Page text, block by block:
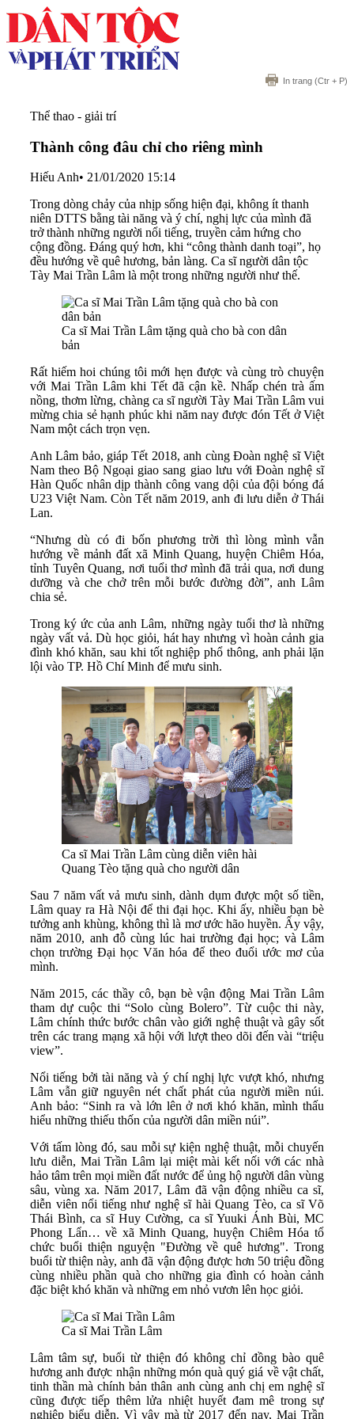
In trang (Ctr + P)
Thể thao - giải trí
Thành công đâu chỉ cho riêng mình
Hiếu Anh• 21/01/2020 15:14
Trong dòng chảy của nhịp sống hiện đại, không ít thanh
niên DTTS bằng tài năng và ý chí, nghị lực của mình đã
trở thành những người nổi tiếng, truyền cảm hứng cho
cộng đồng. Đáng quý hơn, khi “công thành danh toại”, họ
đều hướng về quê hương, bản làng. Ca sĩ người dân tộc
Tày Mai Trần Lâm là một trong những người như thế.
Ca sĩ Mai Trần Lâm tặng quà cho bà con dân
bản
Rất hiếm hoi chúng tôi mới hẹn được và cùng trò chuyện
với Mai Trần Lâm khi Tết đã cận kề. Nhấp chén trà ấm
nồng, thơm lừng, chàng ca sĩ người Tày Mai Trần Lâm vui
mừng chia sẻ hạnh phúc khi năm nay được đón Tết ở Việt
Nam một cách trọn vẹn.
Anh Lâm bảo, giáp Tết 2018, anh cùng Đoàn nghệ sĩ Việt
Nam theo Bộ Ngoại giao sang giao lưu với Đoàn nghệ sĩ
Hàn Quốc nhân dịp thành công vang dội của đội bóng đá
U23 Việt Nam. Còn Tết năm 2019, anh đi lưu diễn ở Thái
Lan.
“Nhưng dù có đi bốn phương trời thì lòng mình vẫn
hướng về mảnh đất xã Minh Quang, huyện Chiêm Hóa,
tỉnh Tuyên Quang, nơi tuổi thơ mình đã trải qua, nơi dung
dưỡng và che chở trên mỗi bước đường đời”, anh Lâm
chia sẻ.
Trong ký ức của anh Lâm, những ngày tuổi thơ là những
ngày vất vả. Dù học giỏi, hát hay nhưng vì hoàn cảnh gia
đình khó khăn, sau khi tốt nghiệp phổ thông, anh phải lặn
lội vào TP. Hồ Chí Minh để mưu sinh.
Ca sĩ Mai Trần Lâm cùng diễn viên hài
Quang Tèo tặng quà cho người dân
Sau 7 năm vất vả mưu sinh, dành dụm được một số tiền,
Lâm quay ra Hà Nội để thi đại học. Khi ấy, nhiều bạn bè
tưởng anh khùng, không thì là mơ ước hão huyền. Ấy vậy,
năm 2010, anh đỗ cùng lúc hai trường đại học; và Lâm
chọn trường Đại học Văn hóa để theo đuổi ước mơ của
mình.
Năm 2015, các thầy cô, bạn bè vận động Mai Trần Lâm
tham dự cuộc thi “Solo cùng Bolero”. Từ cuộc thi này,
Lâm chính thức bước chân vào giới nghệ thuật và gây sốt
trên các trang mạng xã hội với lượt theo dõi đến vài “triệu
view”.
Nổi tiếng bởi tài năng và ý chí nghị lực vượt khó, nhưng
Lâm vẫn giữ nguyên nét chất phát của người miền núi.
Anh bảo: “Sinh ra và lớn lên ở nơi khó khăn, mình thấu
hiểu những thiếu thốn của người dân miền núi”.
Với tấm lòng đó, sau mỗi sự kiện nghệ thuật, mỗi chuyến
lưu diễn, Mai Trần Lâm lại miệt mài kết nối với các nhà
hảo tâm trên mọi miền đất nước để ủng hộ người dân vùng
sâu, vùng xa. Năm 2017, Lâm đã vận động nhiều ca sĩ,
diễn viên nổi tiếng như nghệ sĩ hài Quang Tèo, ca sĩ Võ
Thái Bình, ca sĩ Huy Cường, ca sĩ Yuuki Ánh Bùi, MC
Phong Lẩn… về xã Minh Quang, huyện Chiêm Hóa tổ
chức buổi thiện nguyện "Đường về quê hương". Trong
buổi từ thiện này, anh đã vận động được hơn 50 triệu đồng
cùng nhiều phần quà cho những gia đình có hoàn cảnh
đặc biệt khó khăn và những em nhỏ vươn lên học giỏi.
Ca sĩ Mai Trần Lâm
Lâm tâm sự, buổi từ thiện đó không chỉ đồng bào quê
hương anh được nhận những món quà quý giá về vật chất,
tinh thần mà chính bản thân anh cùng anh chị em nghệ sĩ
cũng được tiếp thêm lửa nhiệt huyết đam mê trong sự
nghiệp biểu diễn. Vì vậy mà từ 2017 đến nay, Mai Trần